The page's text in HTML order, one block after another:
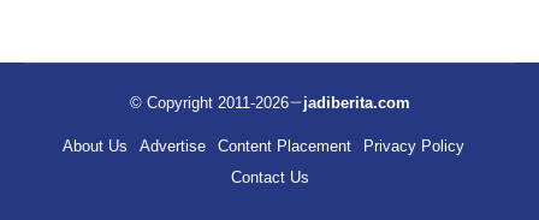
© Copyright 2011-2026 jadiberita.com
About Us Advertise Content Placement
Privacy Policy
Contact Us